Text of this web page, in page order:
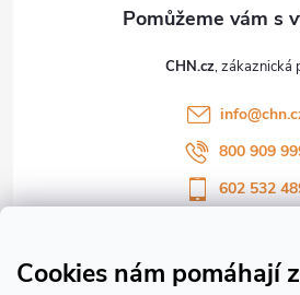
Cookies nám pomáhají
CHN.cz
info@
800 909
602 532
Sledujte náš vlog